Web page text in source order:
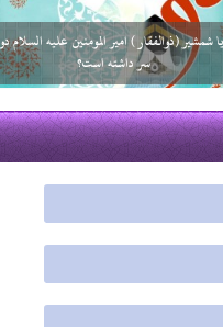
اخلاق اجتماعی امام جواد (ع)
16 شهریور 03